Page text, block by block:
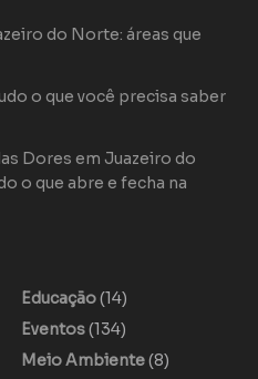
do Norte: áreas que
o que você precisa saber
Dores em Juazeiro do
o que abre e fecha na
Educação(14)
Eventos(134)
Meio Ambiente(8)